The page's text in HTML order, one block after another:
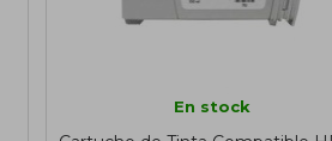
En stock